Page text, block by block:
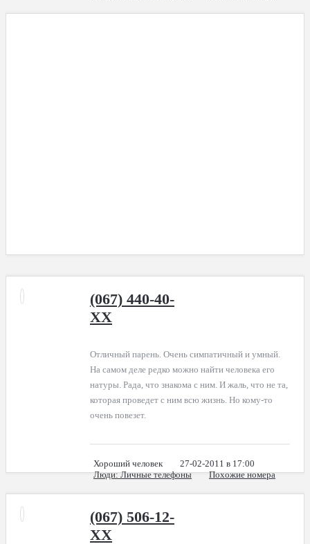
(067) 440-40-
XX
Отличный парень. Очень симпатичный и умный.
На самом деле редко можно найти человека его
натуры. Рада, что знакома с ним. И жаль, что не та,
которая проведет с ним всю жизнь. Но кому-то
очень повезет.
Хороший человек
27-02-2011 в 17:00
Люди: Личные телефоны Похожие номера
(067) 506-12-
XX